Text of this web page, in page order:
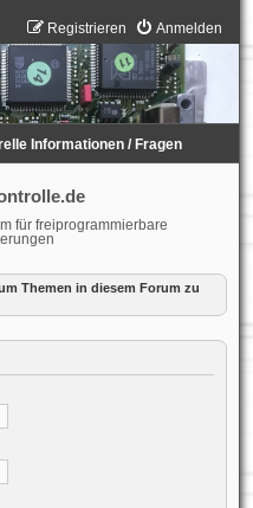
Anmelden
Registrieren
Informationen / Fragen
für freiprogrammierbare
Themen in diesem Forum zu